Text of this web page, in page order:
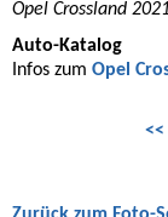
Opel Crossland
Auto-Katalog
Infos zum Opel